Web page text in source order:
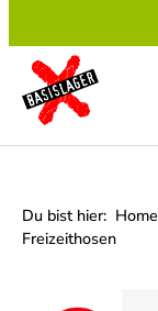
Du bist hier: Home
Freizeithosen
Bildergalerie